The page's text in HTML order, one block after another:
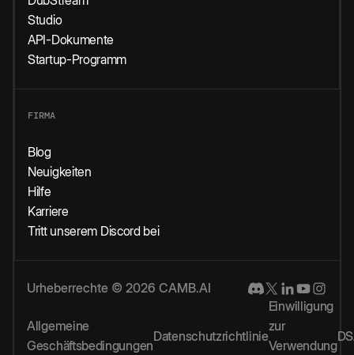
Studio
API-Dokumente
Startup-Programm
FIRMA
Blog
Neuigkeiten
Hilfe
Karriere
Tritt unserem Discord bei
Urheberrechte © 2026 CAMB.AI
Allgemeine
Geschäftsbedingungen
Datenschutzrichtlinie
Einwilligung
zur
Verwendung